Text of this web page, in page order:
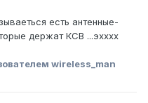
есть антенные-
держат КСВ ...эхххх
wireless_man